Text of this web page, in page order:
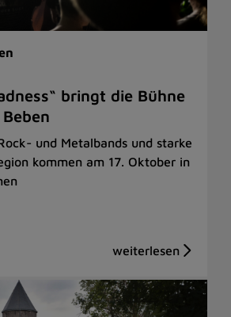
bringt die Bühne
und Metalbands und starke
kommen am 17. Oktober in